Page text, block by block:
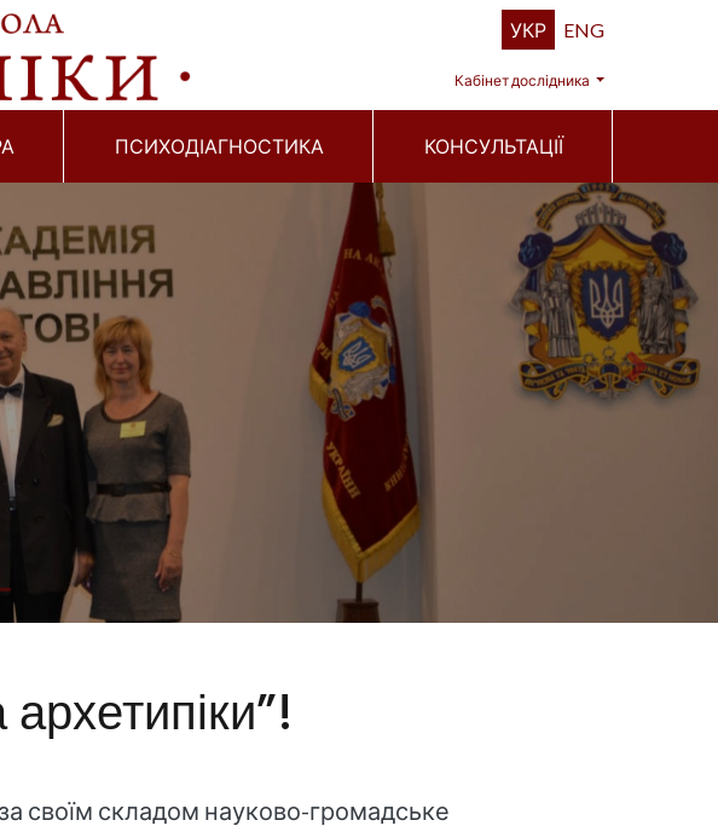
УКР ENG
Кабінет дослідника
ПСИХОДІАГНОСТИКА КОНСУЛЬТАЦІЇ
Next
своїм складом науково-громадське